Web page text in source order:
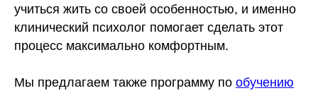
учиться жить со своей особенностью, и именно
клинический психолог помогает сделать этот
процесс максимально комфортным.
Мы предлагаем также программу по обучению